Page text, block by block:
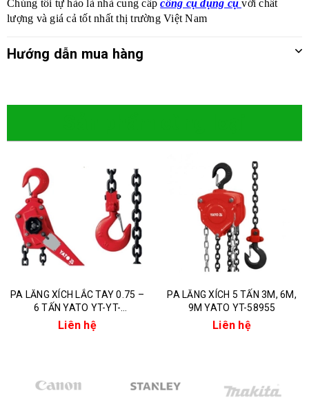
Chúng tôi tự hào là nhà cung cấpcông cụ dụng cụvới chất
lượng và giá cả tốt nhất thị trường Việt Nam
Hướng dẫn mua hàng
PA LĂNG XÍCH LẮC TAY 0.75 –
6 TẤN YATO YT-YT-
58962/58964/58966/58967
Liên hệ
PA LĂNG XÍCH 5 TẤN 3M, 6M,
9M YATO YT-58955
Liên hệ